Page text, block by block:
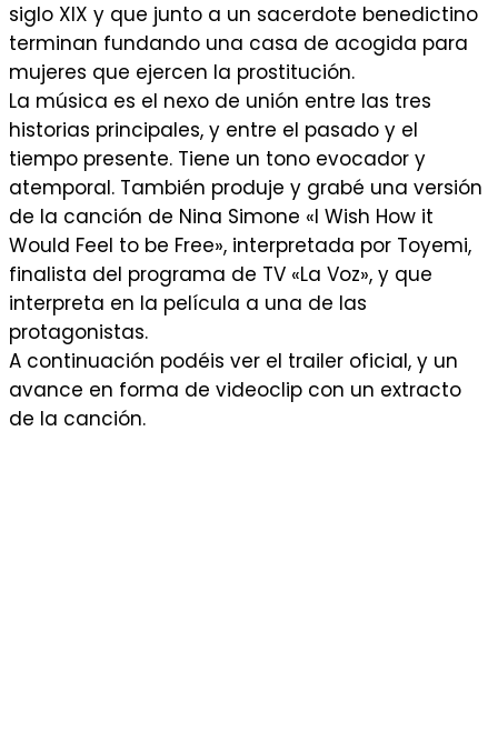
siglo XIX y que junto a un sacerdote benedictino
terminan fundando una casa de acogida para
mujeres que ejercen la prostitución.
La música es el nexo de unión entre las tres
historias principales, y entre el pasado y el
tiempo presente. Tiene un tono evocador y
atemporal. También produje y grabé una versión
de la canción de Nina Simone «I Wish How it
Would Feel to be Free», interpretada por Toyemi,
finalista del programa de TV «La Voz», y que
interpreta en la película a una de las
protagonistas.
A continuación podéis ver el trailer oficial, y un
avance en forma de videoclip con un extracto
de la canción.